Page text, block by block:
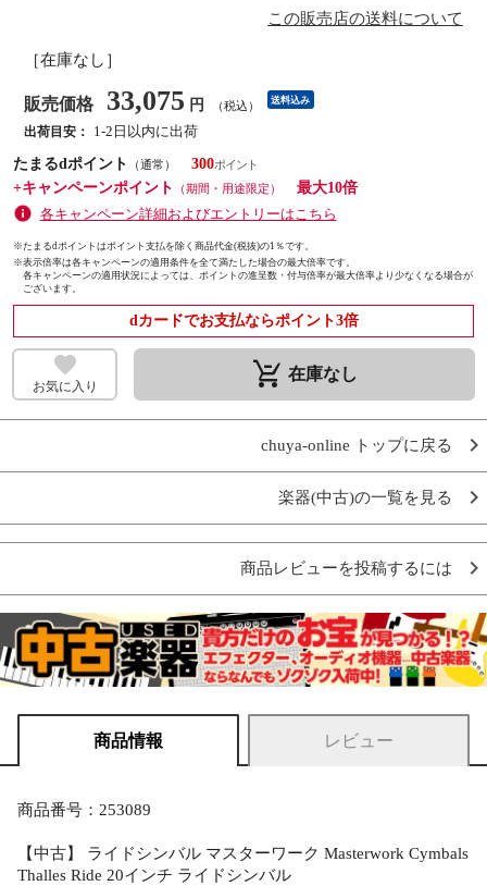
この販売店の送料について
［在庫なし］
販売価格 33,075 円 （税込） 送料込み
出荷目安：
1-2日以内に出荷
たまるdポイント
（通常）
300
+キャンペーンポイント
（期間・用途限定）
最大10倍
各キャンペーン詳細およびエントリーはこちら
※たまるdポイントはポイント支払を除く商品代金(税抜)の1％です。
※表示倍率は各キャンペーンの適用条件を全て満たした場合の最大倍率です。
各キャンペーンの適用状況によっては、ポイントの進呈数・付与倍率が最大倍率より少なくなる場合が
ございます。
dカードでお支払ならポイント3倍
お気に入り remove_shopping_cart 在庫なし
chuya-online トップに戻る
楽器(中古)の一覧を見る
商品レビューを投稿するには
商品情報 レビュー
商品番号：253089
【中古】 ライドシンバル マスターワーク Masterwork Cymbals
Thalles Ride 20インチ ライドシンバル